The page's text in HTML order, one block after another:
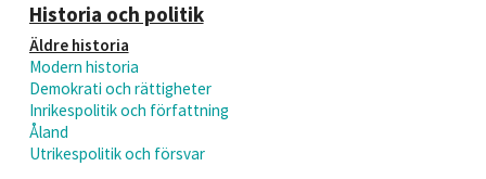
Historia och politik
Äldre historia
Modern historia
Demokrati och rättigheter
Inrikespolitik och författning
Åland
Utrikespolitik och försvar